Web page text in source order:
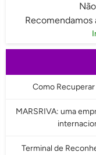
Recomendamos
Como
MARSRIVA: uma
Terminal de